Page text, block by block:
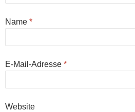
Name *
E-Mail-Adresse *
Website